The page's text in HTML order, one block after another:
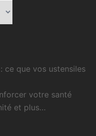
ce que vos ustensiles
votre santé
et plus…